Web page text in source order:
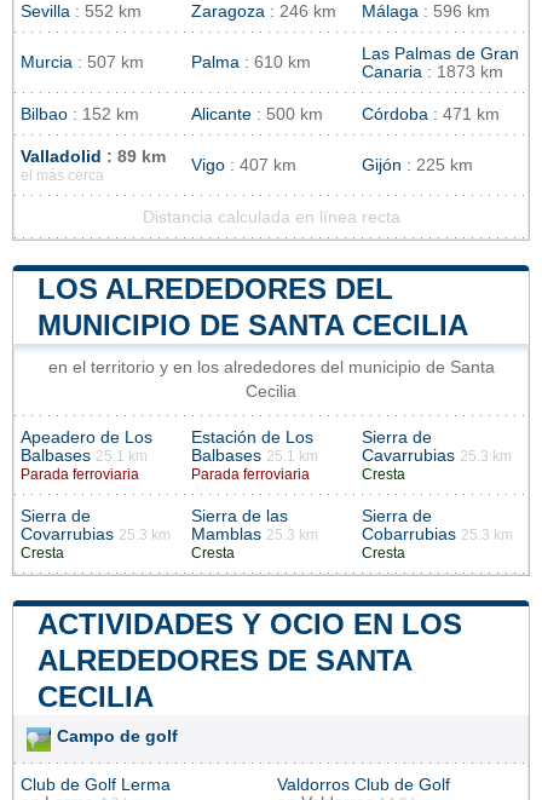
Sevilla : 552 km Zaragoza : 246 km Málaga : 596 km
Murcia : 507 km Palma : 610 km
Las Palmas de Gran
Canaria : 1873 km
Bilbao : 152 km Alicante : 500 km Córdoba : 471 km
Valladolid : 89 km
el más cerca
Vigo : 407 km Gijón : 225 km
Distancia calculada en línea recta
LOS ALREDEDORES DEL
MUNICIPIO DE SANTA CECILIA
en el territorio y en los alrededores del municipio de Santa
Cecilia
Apeadero de Los
Balbases 25.1 km
Parada ferroviaria
Estación de Los
Balbases 25.1 km
Parada ferroviaria
Sierra de
Cavarrubias 25.3 km
Cresta
Sierra de
Covarrubias 25.3 km
Cresta
Sierra de las
Mamblas 25.3 km
Cresta
Sierra de
Cobarrubias 25.3 km
Cresta
ACTIVIDADES Y OCIO EN LOS
ALREDEDORES DE SANTA
CECILIA
Campo de golf
Club de Golf Lerma
Valdorros Club de Golf